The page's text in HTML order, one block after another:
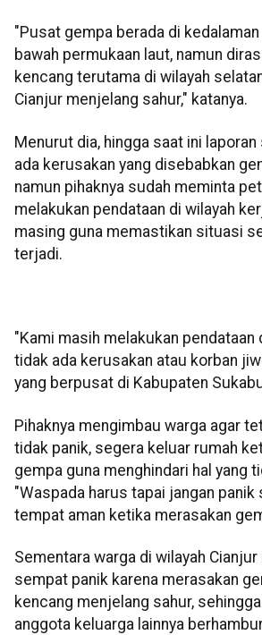
"Pusat gempa berada di
bawah permukaan laut, namun
kencang terutama di wilayah
Cianjur menjelang sahur," katanya.
Menurut dia, hingga saat ini
ada kerusakan yang disebabkan
namun pihaknya sudah meminta
melakukan pendataan di wilayah
masing guna memastikan situasi
terjadi.
"Kami masih melakukan pendataan
tidak ada kerusakan atau korban
yang berpusat di Kabupaten
Pihaknya mengimbau warga agar
tidak panik, segera keluar rumah
gempa guna menghindari hal yang
"Waspada harus tapai jangan
tempat aman ketika merasakan
Sementara warga di wilayah
sempat panik karena merasakan
kencang menjelang sahur,
anggota keluarga lainnya